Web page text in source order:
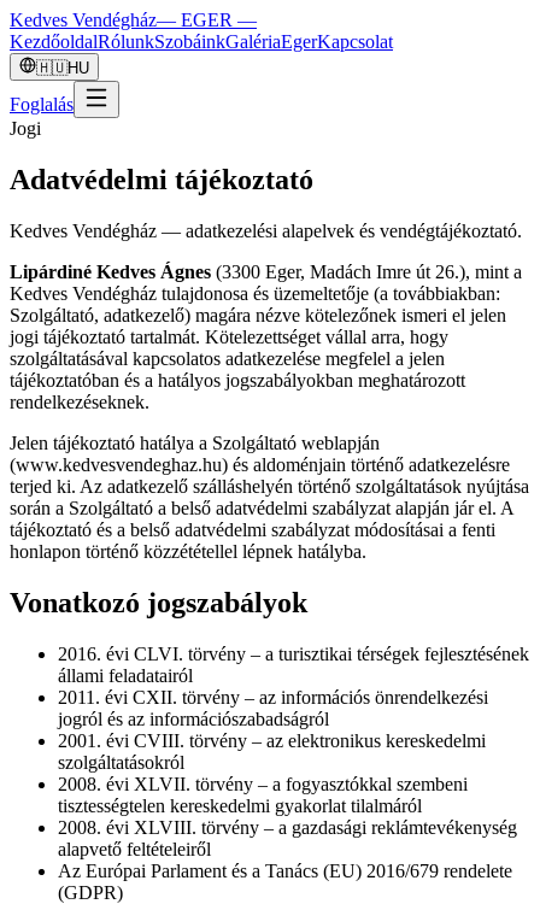
Kedves Vendégház— EGER —
KezdőoldalRólunkSzobáinkGalériaEgerKapcsolat
🇭🇺HU
Foglalás
Jogi
Adatvédelmi tájékoztató
Kedves Vendégház — adatkezelési alapelvek és vendégtájékoztató.
Lipárdiné Kedves Ágnes (3300 Eger, Madách Imre út 26.), mint a
Kedves Vendégház tulajdonosa és üzemeltetője (a továbbiakban:
Szolgáltató, adatkezelő) magára nézve kötelezőnek ismeri el jelen
jogi tájékoztató tartalmát. Kötelezettséget vállal arra, hogy
szolgáltatásával kapcsolatos adatkezelése megfelel a jelen
tájékoztatóban és a hatályos jogszabályokban meghatározott
rendelkezéseknek.
Jelen tájékoztató hatálya a Szolgáltató weblapján
(www.kedvesvendeghaz.hu) és aldoménjain történő adatkezelésre
terjed ki. Az adatkezelő szálláshelyén történő szolgáltatások nyújtása
során a Szolgáltató a belső adatvédelmi szabályzat alapján jár el. A
tájékoztató és a belső adatvédelmi szabályzat módosításai a fenti
honlapon történő közzététellel lépnek hatályba.
Vonatkozó jogszabályok
2016. évi CLVI. törvény – a turisztikai térségek fejlesztésének
állami feladatairól
2011. évi CXII. törvény – az információs önrendelkezési
jogról és az információszabadságról
2001. évi CVIII. törvény – az elektronikus kereskedelmi
szolgáltatásokról
2008. évi XLVII. törvény – a fogyasztókkal szembeni
tisztességtelen kereskedelmi gyakorlat tilalmáról
2008. évi XLVIII. törvény – a gazdasági reklámtevékenység
alapvető feltételeiről
Az Európai Parlament és a Tanács (EU) 2016/679 rendelete
(GDPR)